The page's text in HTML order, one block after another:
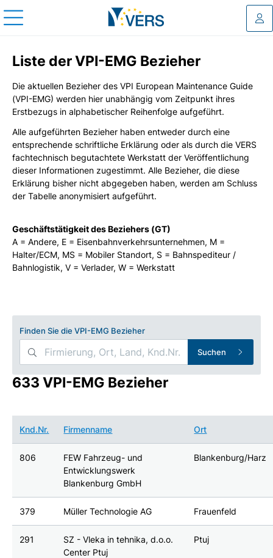
Liste der VPI-EMG Bezieher
Die aktuellen Bezieher des VPI European Maintenance Guide
(VPI-EMG) werden hier unabhängig vom Zeitpunkt ihres
Erstbezugs in alphabetischer Reihenfolge aufgeführt.
Alle aufgeführten Bezieher haben entweder durch eine
entsprechende schriftliche Erklärung oder als durch die VERS
fachtechnisch begutachtete Werkstatt der Veröffentlichung
dieser Informationen zugestimmt. Alle Bezieher, die diese
Erklärung bisher nicht abgegeben haben, werden am Schluss
der Tabelle anonymisiert aufgeführt.
Geschäftstätigkeit des Beziehers (GT)
A = Andere, E = Eisenbahnverkehrsunternehmen, M =
Halter/ECM, MS = Mobiler Standort, S = Bahnspediteur /
Bahnlogistik, V = Verlader, W = Werkstatt
Finden Sie die VPI-EMG Bezieher
Suchen
633 VPI-EMG Bezieher
Knd.Nr. Firmenname Ort
806
FEW Fahrzeug- und
Entwicklungswerk
Blankenburg GmbH
Blankenburg/Harz
379 Müller Technologie AG Frauenfeld
291
SZ - Vleka in tehnika, d.o.o.
Center Ptuj
Ptuj